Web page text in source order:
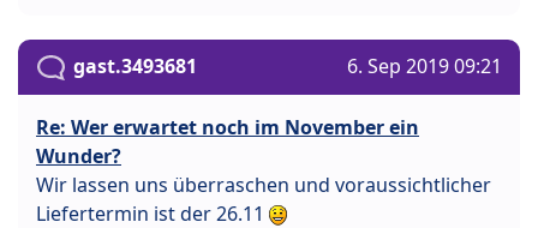
gast.3493681 6. Sep 2019 09:21
Re: Wer erwartet noch im November ein
Wunder?
Wir lassen uns überraschen und voraussichtlicher
Liefertermin ist der 26.11